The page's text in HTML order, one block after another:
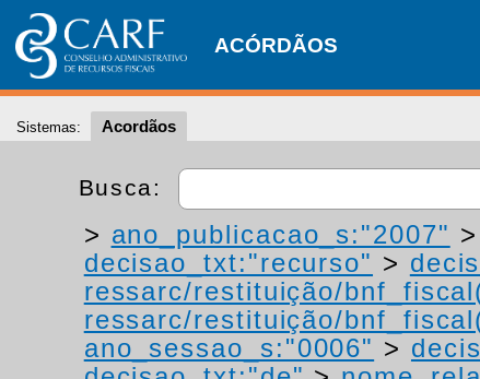
ACÓRDÃOS
Sistemas: Acordãos
Busca:
> ano_publicacao_s:"2007" >
decisao_txt:"recurso" >
ressarc/restituição/
ressarc/restituição/
ano_sessao_s:"0006" >